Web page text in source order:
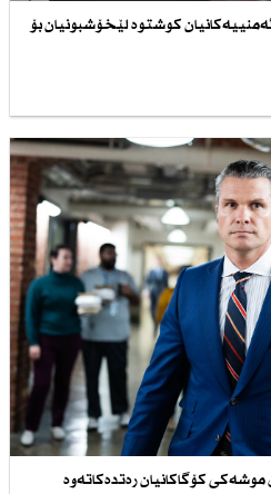
ئەمنییەكانیان كوشتوە لێخۆشبونیان بۆ
كۆگاكانیان رەتدەكاتەوە